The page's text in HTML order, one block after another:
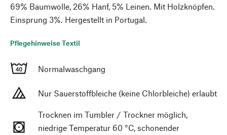
69% Baumwolle, 26% Hanf, 5% Leinen. Mit Holzknöpfen.
Einsprung 3%. Hergestellt in Portugal.
Pflegehinweise Textil
Normalwaschgang
Nur Sauerstoffbleiche (keine Chlorbleiche) erlaubt
Trocknen im Tumbler / Trockner möglich,
niedrige Temperatur 60 °C, schonender